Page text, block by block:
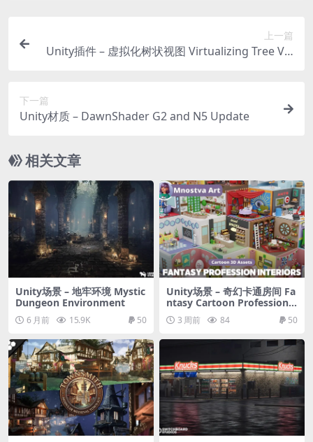
上一篇
Unity插件 – 虚拟化树状视图 Virtualizing Tree Vie
下一篇
Unity材质 – DawnShader G2 and N5 Update
相关文章
Unity场景 – 地牢环境 Mystic
Dungeon Environment
6 月前 15.9K 50
Unity场景 – 奇幻卡通房间 Fa
ntasy Cartoon Profession R
ooms
3 周前 84 50